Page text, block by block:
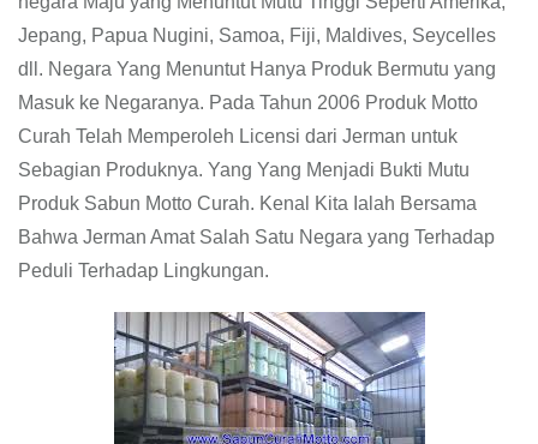
Jepang, Papua Nugini, Samoa, Fiji, Maldives, Seycelles
dll. Negara Yang Menuntut Hanya Produk Bermutu yang
Masuk ke Negaranya. Pada Tahun 2006 Produk Motto
Curah Telah Memperoleh Licensi dari Jerman untuk
Sebagian Produknya. Yang Yang Menjadi Bukti Mutu
Produk Sabun Motto Curah. Kenal Kita Ialah Bersama
Bahwa Jerman Amat Salah Satu Negara yang Terhadap
Peduli Terhadap Lingkungan.